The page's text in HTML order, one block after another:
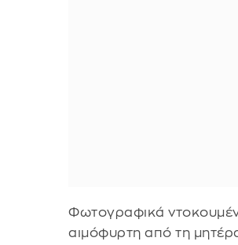
Φωτογραφικά
αιμόφυρτη από τη